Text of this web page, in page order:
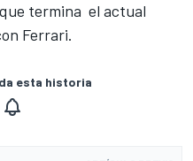
termina el actual
Ferrari.
esta historia